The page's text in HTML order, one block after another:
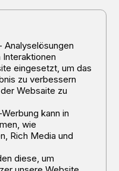
Analyselösungen
eingesetzt, um das
zu verbessern
Websaite zu
kann in
wie
Rich Media und
diese, um